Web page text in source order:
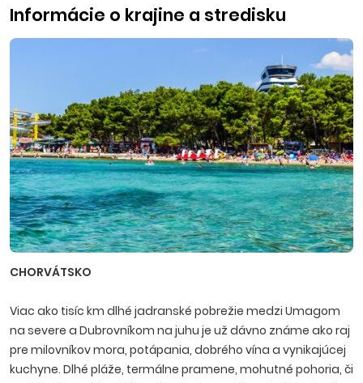
Informácie o krajine a stredisku
CHORVÁTSKO
Viac ako tisíc km dlhé jadranské pobrežie medzi Umagom
na severe a Dubrovníkom na juhu je už dávno známe ako raj
pre milovníkov mora, potápania, dobrého vína a vynikajúcej
kuchyne. Dlhé pláže, termálne pramene, mohutné pohoria, či